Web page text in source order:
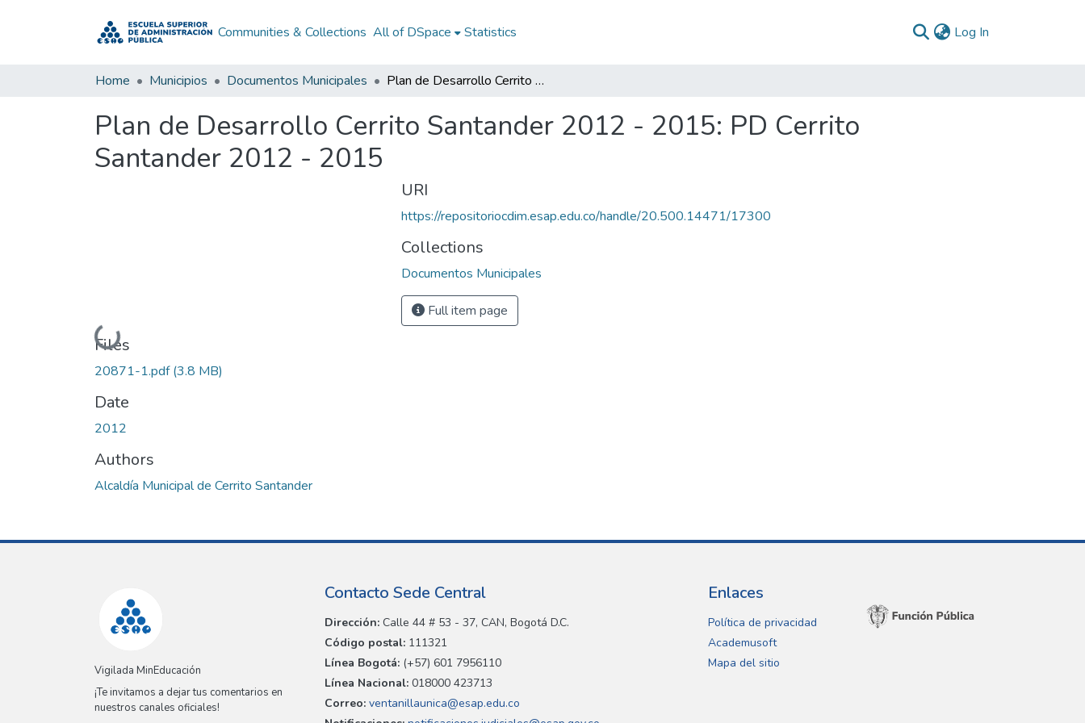
Communities & Collections All of DSpace Statistics Log In
Home Municipios Documentos Municipales Plan de Desarrollo Cerrito Santander 2012 - 2015: PD Cerrito Santander 2012 - 2015
Plan de Desarrollo Cerrito Santander 2012 - 2015: PD Cerrito
Santander 2012 - 2015
Loading...
Files
20871-1.pdf(3.8 MB)
Date
2012
Authors
Alcaldía Municipal de Cerrito Santander
URI
https://repositoriocdim.esap.edu.co/handle/20.500.14471/17300
Collections
Documentos Municipales
Full item page
Vigilada MinEducación
¡Te invitamos a dejar tus comentarios en
nuestros canales oficiales!
Contacto Sede Central
Dirección: Calle 44 # 53 - 37, CAN, Bogotá D.C.
Código postal: 111321
Línea Bogotá: (+57) 601 7956110
Línea Nacional: 018000 423713
Correo: ventanillaunica@esap.edu.co
Enlaces
Política de privacidad
Academusoft
Mapa del sitio